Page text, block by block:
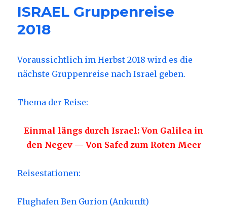
ISRAEL Gruppenreise
2018
Voraussichtlich im Herbst 2018 wird es die
nächste Gruppenreise nach Israel geben.
Thema der Reise:
Einmal längs durch Israel: Von Galilea in
den Negev — Von Safed zum Roten Meer
Reisestationen:
Flughafen Ben Gurion (Ankunft)